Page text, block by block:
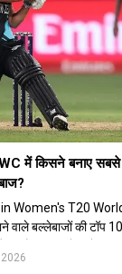
में किसने बनाए सबसे
Women's T20 World
वाले बल्लेबाजों की टॉप
इंग्लैंड की बल्लेबाजों का
हैं. न्यूजीलैंड की दो